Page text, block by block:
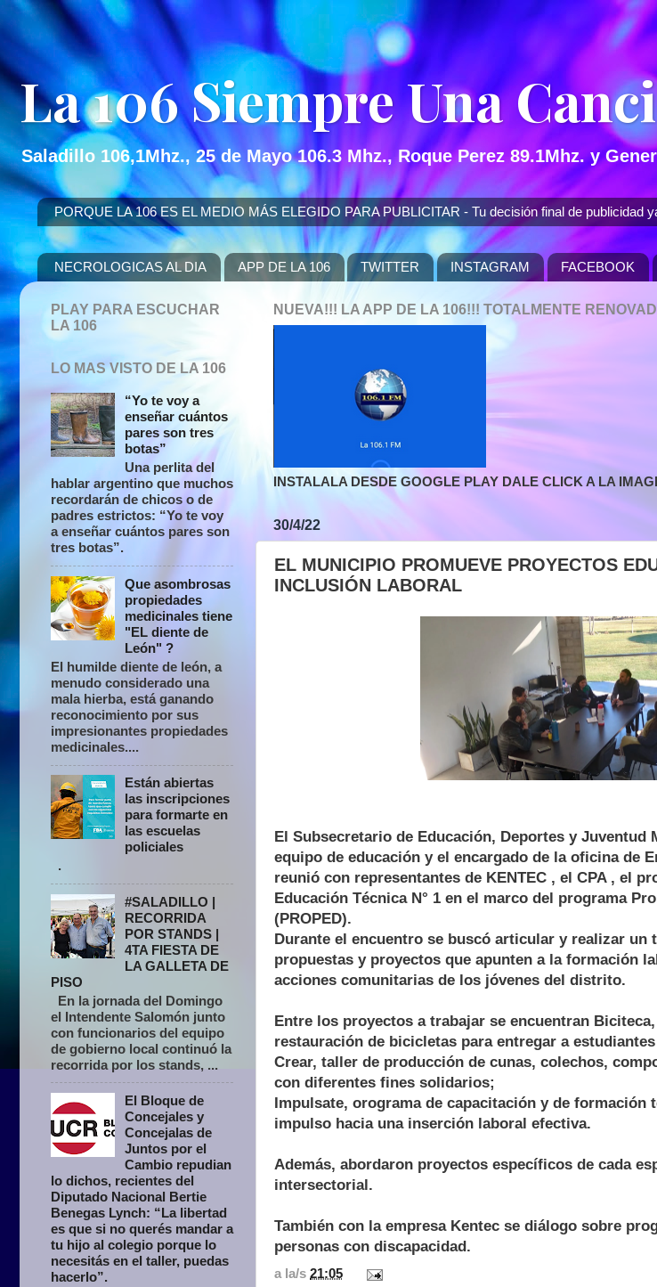
La 106 Siempre Una
Saladillo 106,1Mhz., 25 de Mayo 106.3 Mhz., Roque Perez 89.1Mhz. y
PORQUE LA 106 ES EL MEDIO MÁS ELEGIDO PARA PUBLICITAR - Tu decisión final de publicidad
NECROLOGICAS AL DIA APP DE LA 106 TWITTER INSTAGRAM FACEBOOK
NUEVA!!! LA APP DE LA 106!!! TOTALMENTE
INSTALALA DESDE GOOGLE PLAY DALE CLICK A LA
30/4/22
EL MUNICIPIO PROMUEVE PROYECTOS
INCLUSIÓN LABORAL
El Subsecretario de Educación, Deportes y Juventud
equipo de educación y el encargado de la oficina de
reunió con representantes de KENTEC , el CPA , el
Educación Técnica N° 1 en el marco del programa
(PROPED).
Durante el encuentro se buscó articular y realizar un
propuestas y proyectos que apunten a la formación
acciones comunitarias de los jóvenes del distrito.
Entre los proyectos a trabajar se encuentran
restauración de bicicletas para entregar a
Crear, taller de producción de cunas, colechos,
con diferentes fines solidarios;
Impulsate, orograma de capacitación y de formación
impulso hacia una inserción laboral efectiva.
Además, abordaron proyectos específicos de cada
intersectorial.
También con la empresa Kentec se diálogo sobre
personas con discapacidad.
a la/s 21:05
PLAY PARA ESCUCHAR
LA 106
LO MAS VISTO DE LA 106
“Yo te voy a
enseñar cuántos
pares son tres
botas”
Una perlita del
hablar argentino que muchos
recordarán de chicos o de
padres estrictos: “Yo te voy
a enseñar cuántos pares son
tres botas”.
Que asombrosas
propiedades
medicinales tiene
"EL diente de
León" ?
El humilde diente de león, a
menudo considerado una
mala hierba, está ganando
reconocimiento por sus
impresionantes propiedades
medicinales....
Están abiertas
las inscripciones
para formarte en
las escuelas
policiales
.
#SALADILLO |
RECORRIDA
POR STANDS |
4TA FIESTA DE
LA GALLETA DE
PISO
En la jornada del Domingo
el Intendente Salomón junto
con funcionarios del equipo
de gobierno local continuó la
recorrida por los stands, ...
El Bloque de
Concejales y
Concejalas de
Juntos por el
Cambio repudian
lo dichos, recientes del
Diputado Nacional Bertie
Benegas Lynch: “La libertad
es que si no querés mandar a
tu hijo al colegio porque lo
necesitás en el taller, puedas
hacerlo”.